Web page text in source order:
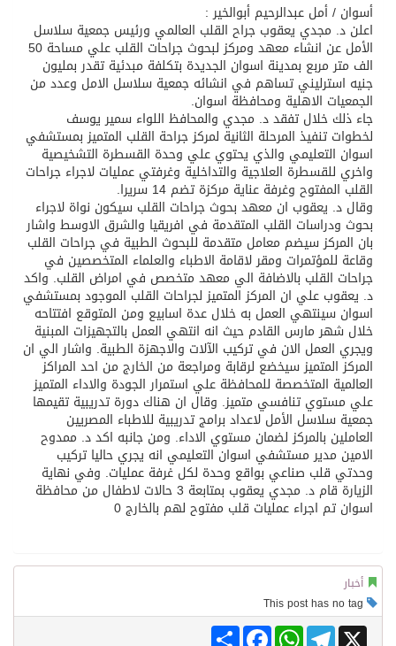
تسليم 248 حافلة سياحية صينية فاخرة مخصصة للسوق السعودية
ثلة من الضابطات في الجييش الكويتي
مدينة الملك سلمان للطاقة “سبارك” توقع اتفاقية تطوير مصانع جاهزة ومتخصصة في مجال الطاقة
كسوة الكعبة تعتلي البيت العتيق
“سبيس إكس” تطلق 24 قمرًا صناعيًا جديدًا إلى الفضاء
أسوان / أمل عبدالرحيم أبوالخير :
اعلن د. مجدي يعقوب جراح القلب العالمي ورئيس جمعية سلاسل
الأمل عن انشاء معهد ومركز لبحوث جراحات القلب علي مساحة 50
الف متر مربع بمدينة اسوان الجديدة بتكلفة مبدئية تقدر بمليون
جنيه استرليني تساهم في انشائه جمعية سلاسل الامل وعدد من
الجمعيات الاهلية ومحافظة اسوان.
جاء ذلك خلال تفقد د. مجدي والمحافظ اللواء سمير يوسف
لخطوات تنفيذ المرحلة الثانية لمركز جراحة القلب المتميز بمستشفي
اسوان التعليمي والذي يحتوي علي وحدة القسطرة التشخيصية
واخري للقسطرة العلاجية والتداخلية وغرفتي عمليات لاجراء جراحات
القلب المفتوح وغرفة عناية مركزة تضم 14 سريرا.
وقال د. يعقوب ان معهد بحوث جراحات القلب سيكون نواة لاجراء
بحوث ودراسات القلب المتقدمة في افريقيا والشرق الاوسط واشار
بان المركز سيضم معامل متقدمة للبحوث الطبية في جراحات القلب
وقاعة للمؤتمرات ومقر لاقامة الاطباء والعلماء المتخصصين في
جراحات القلب بالاضافة الي معهد متخصص في امراض القلب. واكد
د. يعقوب علي ان المركز المتميز لجراحات القلب الموجود بمستشفي
اسوان سينتهي العمل به خلال عدة اسابيع ومن المتوقع افتتاحه
خلال شهر مارس القادم حيث انه انتهي العمل بالتجهيزات المبنية
ويجري العمل الان في تركيب الآلات والاجهزة الطبية. واشار الي ان
المركز المتميز سيخضع لرقابة ومراجعة من الخارج من احد المراكز
العالمية المتخصصة للمحافظة علي استمرار الجودة والاداء المتميز
علي مستوي تنافسي متميز. وقال ان هناك دورة تدريبية تقيمها
جمعية سلاسل الأمل لاعداد برامج تدريبية للاطباء المصريين
العاملين بالمركز لضمان مستوي الاداء. ومن جانبه اكد د. ممدوح
الامين مدير مستشفي اسوان التعليمي انه يجري حاليا تركيب
وحدتي قلب صناعي بواقع وحدة لكل غرفة عمليات. وفي نهاية
الزيارة قام د. مجدي يعقوب بمتابعة 3 حالات لاطفال من محافظة
اسوان تم اجراء عمليات قلب مفتوح لهم بالخارج 0
أخبار
Share
FacebookWhatsAppTelegram X